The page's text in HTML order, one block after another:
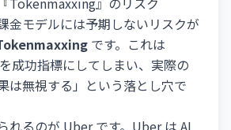
金モデルには予期しないリスクが
です。これは
成功指標にしてしまい、実際の
は無視する」という落とし穴で
れるのが Uber です。Uber は AI